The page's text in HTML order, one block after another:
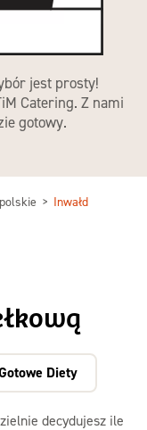
jest prosty!
Catering. Z nami
gotowy.
Inwałd
decydujesz ile
Diety